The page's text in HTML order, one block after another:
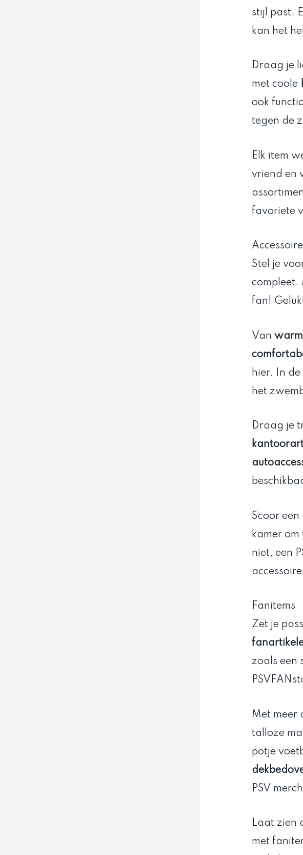
stijl past.
kan het
Draag je
met coole
ook
tegen de
Elk item
vriend en
favoriete
Stel je
compleet.
fan!
Van
hier. In
het
Draag je
Scoor
kamer
niet, een
Fanitems
Zet je
zoals een
Met meer
talloze
potje
PSV
Laat zien
met